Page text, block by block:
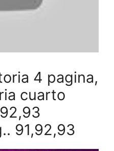
4 pagina,
cuarto
91,92,93